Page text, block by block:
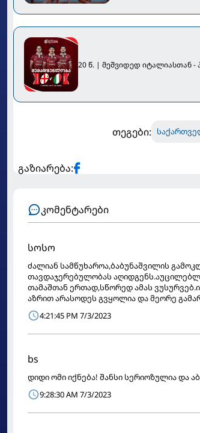
20 წ. | მეშვიდედ იტალიასთან -
თეგები:
გაზიარება:
კომენტარები
სოსო
ძალიან სამწუხაროა,ბაბუნაშვილის
თავდაჯერებულობას
თამაშთან ერთად,სწორედ ამას
აზრით არასოდეს გვყოლია და მეორე
4:21:45 PM 7/3/2023
bs
დიდი ომი იქნება! შანსი სერიოზულია და
9:28:30 AM 7/3/2023